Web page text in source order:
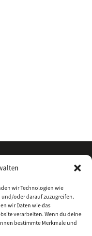
wir Technologien wie
oder darauf zuzugreifen.
wir Daten wie das
verarbeiten. Wenn du deine
bestimmte Merkmale und